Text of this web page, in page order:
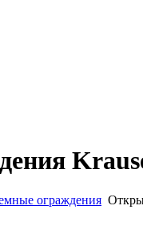
ограждения